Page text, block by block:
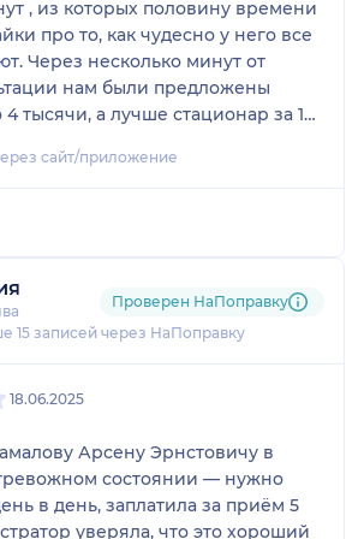
когда тупо
на каждом
, из которых половину времени
про то, как чудесно у него все
Через несколько минут от
нам были предложены
тысячи, а лучше стационар за 15
( от 75тысяч), а вот сказать от
консультации, отпустили домой
, а вот никаких назначений,
дополнительных обследований
Вышли от врача без единой
сайт/приложение
15 записей через НаПоправку
Проверен НаПоправку
18.06.2025
Арсену Эрнстовичу в
состоянии — нужно
в день, заплатила за приём 5
уверяла, что это хороший